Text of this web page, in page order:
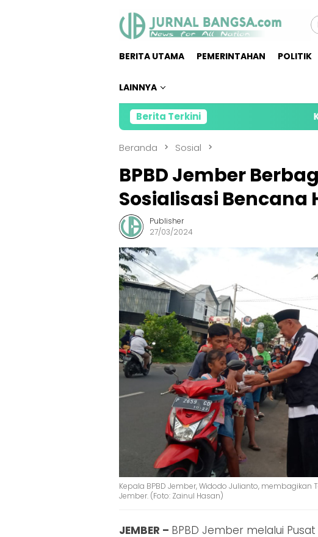
BERITA UTAMA PEMERINTAHAN POLITIK
LAINNYA
Berita Terkini Kolaborasi
Beranda Sosial
BPBD Jember
Sosialisasi
Publisher
27/03/2024
Kepala BPBD Jember, Widodo Julianto, membagikan
Jember. (Foto: Zainul Hasan)
JEMBER – BPBD Jember melalui